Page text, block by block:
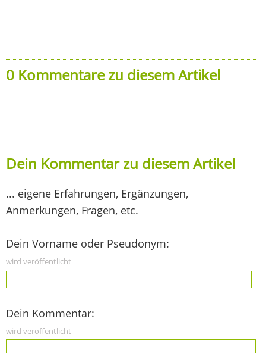
0 Kommentare zu diesem Artikel
Dein Kommentar zu diesem Artikel
... eigene Erfahrungen, Ergänzungen,
Anmerkungen, Fragen, etc.
Dein Vorname oder Pseudonym:
wird veröffentlicht
Dein Kommentar:
wird veröffentlicht